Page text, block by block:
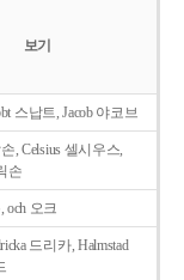
보기
스납트, Jacob 야코브
, Celsius 셀시우스,
손
och 오크
드리카, Halmstad